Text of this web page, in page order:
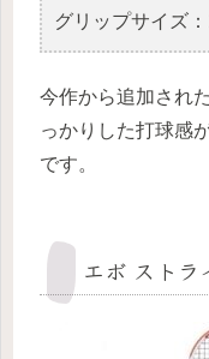
グリップサイズ
今作から追加され
っかりした打球感
です。
エボ ストラ